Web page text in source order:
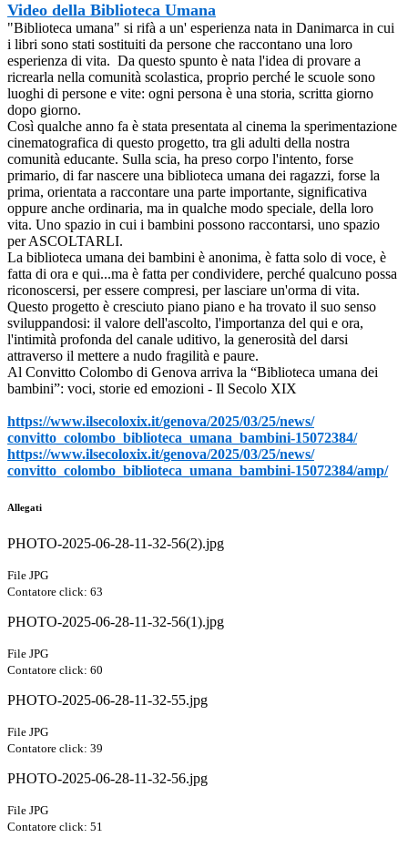
Video della Biblioteca Umana
"Biblioteca umana" si rifà a un' esperienza nata in Danimarca in cui
i libri sono stati sostituiti da persone che raccontano una loro
esperienza di vita. Da questo spunto è nata l'idea di provare a
ricrearla nella comunità scolastica, proprio perché le scuole sono
luoghi di persone e vite: ogni persona è una storia, scritta giorno
dopo giorno.
Così qualche anno fa è stata presentata al cinema la sperimentazione
cinematografica di questo progetto, tra gli adulti della nostra
comunità educante. Sulla scia, ha preso corpo l'intento, forse
primario, di far nascere una biblioteca umana dei ragazzi, forse la
prima, orientata a raccontare una parte importante, significativa
oppure anche ordinaria, ma in qualche modo speciale, della loro
vita. Uno spazio in cui i bambini possono raccontarsi, uno spazio
per ASCOLTARLI.
La biblioteca umana dei bambini è anonima, è fatta solo di voce, è
fatta di ora e qui...ma è fatta per condividere, perché qualcuno possa
riconoscersi, per essere compresi, per lasciare un'orma di vita.
Questo progetto è cresciuto piano piano e ha trovato il suo senso
sviluppandosi: il valore dell'ascolto, l'importanza del qui e ora,
l'intimità profonda del canale uditivo, la generosità del darsi
attraverso il mettere a nudo fragilità e paure.
Al Convitto Colombo di Genova arriva la “Biblioteca umana dei
bambini”: voci, storie ed emozioni - Il Secolo XIX
https://www.ilsecoloxix.it/genova/2025/03/25/news/
convitto_colombo_biblioteca_ umana_bambini-15072384/
https://www.ilsecoloxix.it/genova/2025/03/25/news/
convitto_colombo_biblioteca_ umana_bambini-15072384/amp/
Allegati
PHOTO-2025-06-28-11-32-56(2).jpg
File JPG
Contatore click: 63
PHOTO-2025-06-28-11-32-56(1).jpg
File JPG
Contatore click: 60
PHOTO-2025-06-28-11-32-55.jpg
File JPG
Contatore click: 39
PHOTO-2025-06-28-11-32-56.jpg
File JPG
Contatore click: 51